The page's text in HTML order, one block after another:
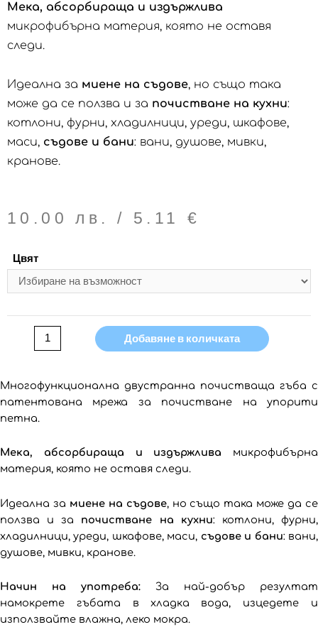
Мекa, абсорбираща и издържлива
микрофибърна материя, която не оставя
следи.
Идеална за миене на съдове, но също така
може да се ползва и за почистване на кухни:
котлони, фурни, хладилници, уреди, шкафове,
маси, съдове и бани: вани, душове, мивки,
кранове.
10.00лв. / 5.11 €
Цвят
Добавяне в количката
Многофункционална двустранна почистваща гъба с
патентована мрежа за почистване на упорити
петна.
Мекa, абсорбираща и издържлива микрофибърна
материя, която не оставя следи.
Идеална за миене на съдове, но също така може да се
ползва и за почистване на кухни: котлони, фурни,
хладилници, уреди, шкафове, маси, съдове и бани: вани,
душове, мивки, кранове.
Начин на употреба: За най-добър резултат
намокрете гъбата в хладка вода, изцедете и
използвайте влажна, леко мокра.